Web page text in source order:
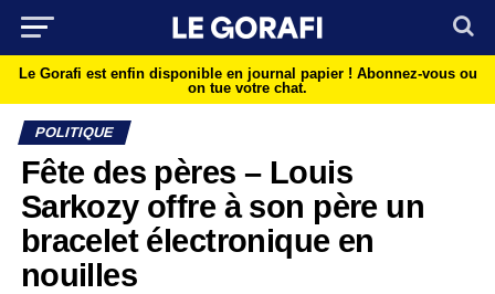
Le Gorafi est enfin disponible en journal papier ! Abonnez-vous ou
on tue votre chat.
POLITIQUE
Fête des pères – Louis
Sarkozy offre à son père un
bracelet électronique en
nouilles